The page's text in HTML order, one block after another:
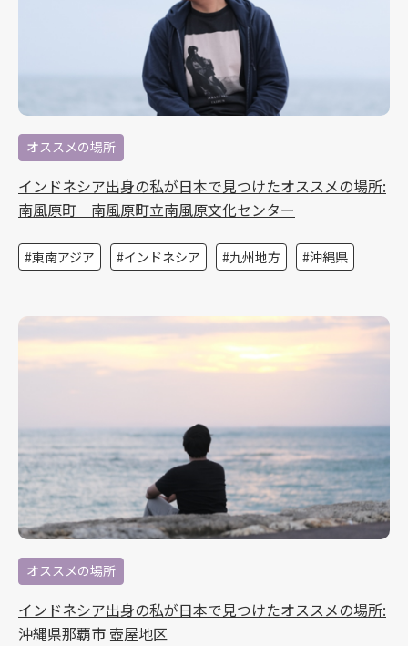
オススメの場所
インドネシア出身の私が日本で見つけたオススメの場所:
南風原町 南風原町立南風原文化センター
東南アジア インドネシア 九州地方 沖縄県
オススメの場所
インドネシア出身の私が日本で見つけたオススメの場所:
沖縄県那覇市 壺屋地区